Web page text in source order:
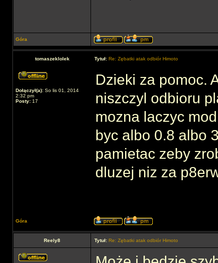
Góra
tomaszeklolek Tytuł: Re: Zębatki atak odbiór Himoto
Dołączył(a): So lis 01, 2014
2:32 pm
Posty: 17
Dzieki za pomoc.
niszczyl odbioru
mozna laczyc
byc albo 0.8 albo
pamietac zeby
dluzej niz za
Góra
Reely8 Tytuł: Re: Zębatki atak odbiór Himoto